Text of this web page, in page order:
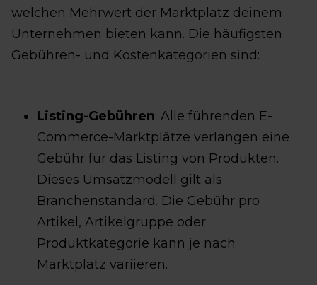
welchen Mehrwert der Marktplatz deinem
Unternehmen bieten kann. Die häufigsten
Gebühren- und Kostenkategorien sind:
Listing-Gebühren: Alle führenden E-
Commerce-Marktplätze verlangen eine
Gebühr für das Listing von Produkten.
Dieses Umsatzmodell gilt als
Branchenstandard. Die Gebühr pro
Artikel, Artikelgruppe oder
Produktkategorie kann je nach
Marktplatz variieren.